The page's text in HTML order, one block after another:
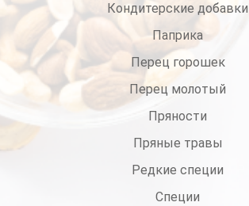
Кондитерские добавки
Паприка
Перец горошек
Перец молотый
Пряности
Пряные травы
Редкие специи
Специи